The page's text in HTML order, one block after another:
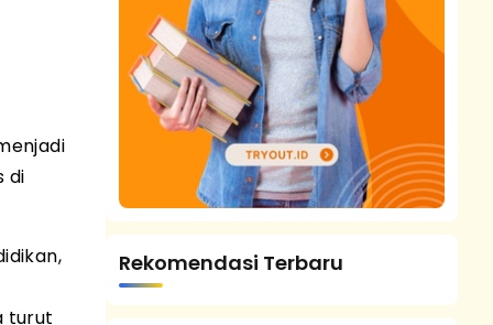
di
turut
Rekomendasi Terbaru